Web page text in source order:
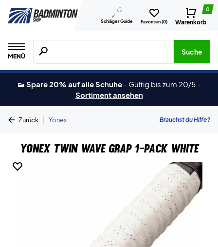
Schläger Guide Favoriten (0)
0
Warenkorb
MENÜ
Suche nach Produkten, Marken usw.
Suche
👟 Spare 20% auf alle Schuhe - Gültig bis zum 20/5 -
Sortiment ansehen
Zurück | Yonex Brauchst du Hilfe?
Yonex Twin Wave Grap 1-Pack White